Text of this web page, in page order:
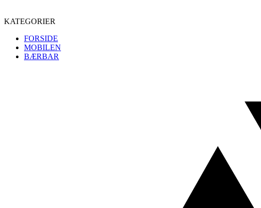
KATEGORIER
FORSIDE
MOBILEN
BÆRBAR